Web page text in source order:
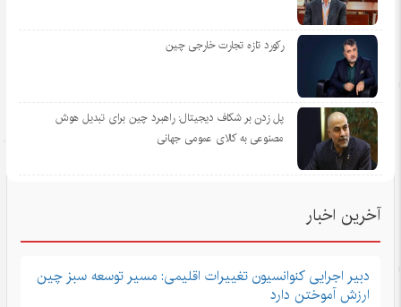
رکورد تازه تجارت خارجی چین
پل زدن بر شکاف دیجیتال: راهبرد چین برای تبدیل هوش
مصنوعی به کالای عمومی جهانی
آخرین اخبار
دبیر اجرایی کنوانسیون تغییرات اقلیمی: مسیر توسعه سبز چین
ارزش آموختن دارد